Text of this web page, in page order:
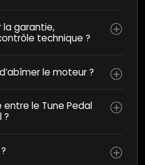
la garantie,
technique ?
le moteur ?
le Tune Pedal
?